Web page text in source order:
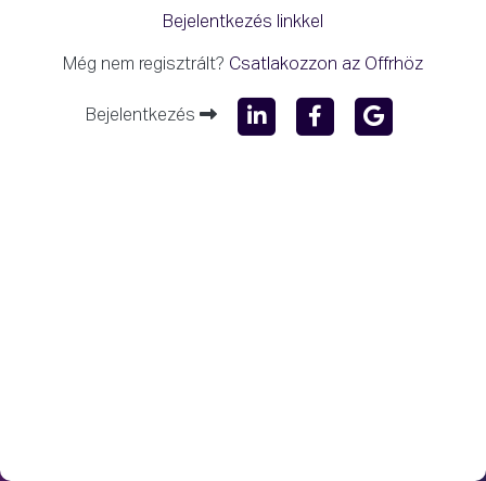
Bejelentkezés linkkel
Még nem regisztrált? Csatlakozzon az Offrhöz
Bejelentkezés